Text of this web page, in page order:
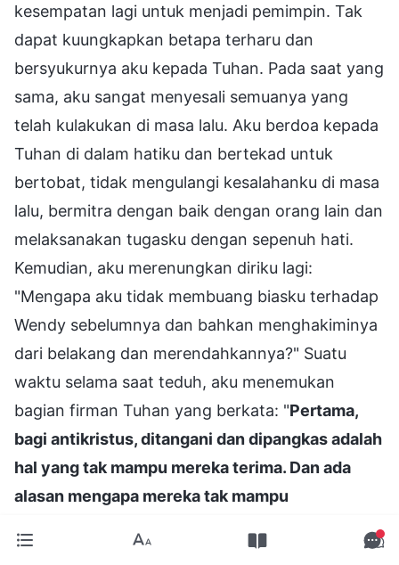
kesempatan lagi untuk menjadi pemimpin. Tak
dapat kuungkapkan betapa terharu dan
bersyukurnya aku kepada Tuhan. Pada saat yang
sama, aku sangat menyesali semuanya yang
telah kulakukan di masa lalu. Aku berdoa kepada
Tuhan di dalam hatiku dan bertekad untuk
bertobat, tidak mengulangi kesalahanku di masa
lalu, bermitra dengan baik dengan orang lain dan
melaksanakan tugasku dengan sepenuh hati.
Kemudian, aku merenungkan diriku lagi:
"Mengapa aku tidak membuang biasku terhadap
Wendy sebelumnya dan bahkan menghakiminya
dari belakang dan merendahkannya?" Suatu
waktu selama saat teduh, aku menemukan
bagian firman Tuhan yang berkata: "Pertama,
bagi antikristus, ditangani dan dipangkas adalah
hal yang tak mampu mereka terima. Dan ada
alasan mengapa mereka tak mampu
mereka ditangani dan dipangkas, mereka